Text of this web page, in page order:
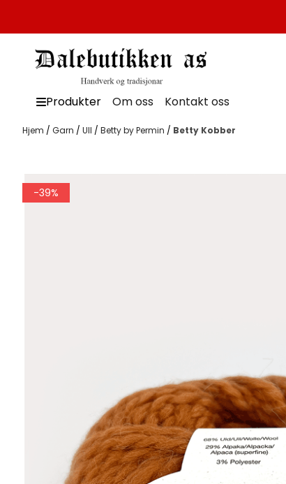
Produkter Om oss Kontakt oss
Hjem / Garn / Ull / Betty by Permin / Betty Kobber
-39%